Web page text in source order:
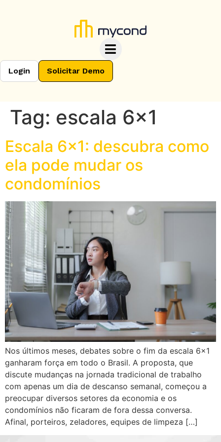
Login Solicitar Demo
Tag: escala 6×1
Escala 6×1: descubra como
ela pode mudar os
condomínios
Nos últimos meses, debates sobre o fim da escala 6×1
ganharam força em todo o Brasil. A proposta, que
discute mudanças na jornada tradicional de trabalho
com apenas um dia de descanso semanal, começou a
preocupar diversos setores da economia e os
condomínios não ficaram de fora dessa conversa.
Afinal, porteiros, zeladores, equipes de limpeza […]